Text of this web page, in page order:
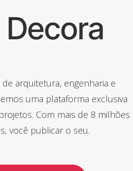
arquitetura, engenharia e
uma plataforma exclusiva
Com mais de 8 milhões
você publicar o seu.